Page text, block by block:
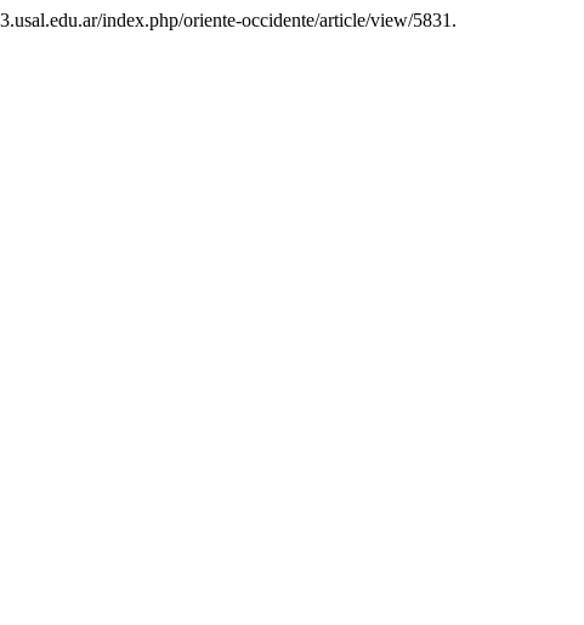
index.php/oriente-occidente/article/view/5831.